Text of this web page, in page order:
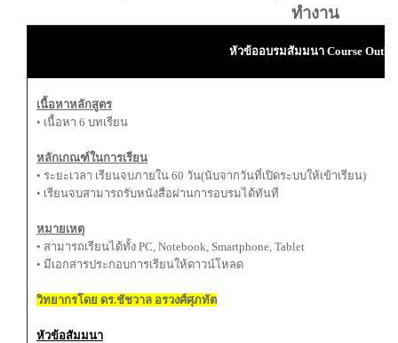
ทำงาน
หัวข้ออบรมสัมมนา Course
เนื้อหาหลักสูตร
• เนื้อหา 6 บทเรียน
หลักเกณฑ์ในการเรียน
• ระยะเวลา เรียนจบภายใน 60 วัน(นับจากวันที่เปิดระบบให้เข้าเรียน)
• เรียนจบสามารถรับหนังสือผ่านการอบรมได้ทันที
หมายเหตุ
• สามารถเรียนได้ทั้ง PC, Notebook, Smartphone, Tablet
• มีเอกสารประกอบการเรียนให้ดาวน์โหลด
วิทยากรโดย ดร.ชัชวาล อรวงศ์ศุภทัต
หัวข้อสัมมนา